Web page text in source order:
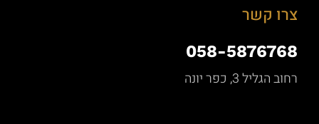
צרו קשר
058-5876768
רחוב הגליל 3, כפר יונה